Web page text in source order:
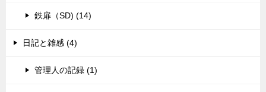
鉄扉（SD) (14)
日記と雑感 (4)
管理人の記録 (1)